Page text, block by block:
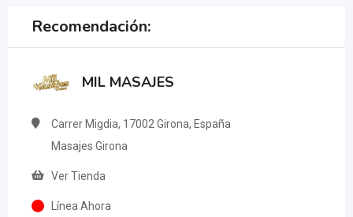
Recomendación:
MIL MASAJES
Carrer Migdia, 17002 Girona, España
Masajes Girona
Ver Tienda
Línea Ahora